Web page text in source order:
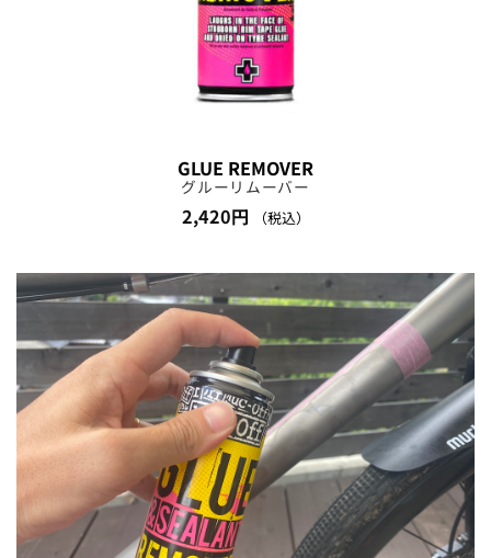
GLUE REMOVER
グルーリムーバー
2,420円 （税込）